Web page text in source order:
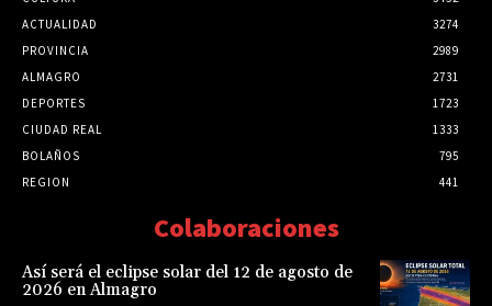
ACTUALIDAD
3274
PROVINCIA
2989
ALMAGRO
2731
DEPORTES
1723
CIUDAD REAL
1333
BOLAÑOS
795
REGION
441
Colaboraciones
Así será el eclipse solar del 12 de agosto de
2026 en Almagro